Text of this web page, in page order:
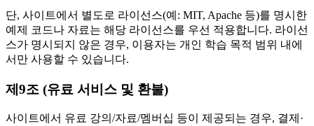
단, 사이트에서 별도로 라이선스(예: MIT, Apache 등)를 명시한
예제 코드나 자료는 해당 라이선스를 우선 적용합니다. 라이선
스가 명시되지 않은 경우, 이용자는 개인 학습 목적 범위 내에
서만 사용할 수 있습니다.
제9조 (유료 서비스 및 환불)
사이트에서 유료 강의/자료/멤버십 등이 제공되는 경우, 결제·